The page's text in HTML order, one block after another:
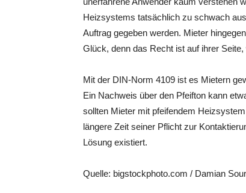
Heizsystems tatsächlich zu schwach
Auftrag gegeben werden. Mieter
Glück, denn das Recht ist auf ihrer
Mit der DIN-Norm 4109 ist es Mietern
Ein Nachweis über den Pfeifton kann
sollten Mieter mit pfeifendem
längere Zeit seiner Pflicht zur
Lösung existiert.
Quelle: bigstockphoto.com / Damian